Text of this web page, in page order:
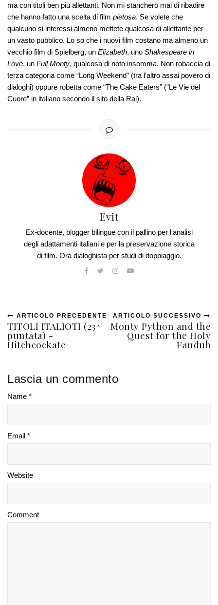
ma con titoli ben più allettanti. Non mi stancherò mai di ribadire
che hanno fatto una scelta di film pietosa. Se volete che
qualcuno si interessi almeno mettete qualcosa di allettante per
un vasto pubblico. Lo so che i nuovi film costano ma almeno un
vecchio film di Spielberg, un Elizabeth, uno Shakespeare in
Love, un Full Monty, qualcosa di noto insomma. Non robaccia di
terza categoria come “Long Weekend” (tra l’altro assai povero di
dialoghi) oppure robetta come “The Cake Eaters” (“Le Vie del
Cuore” in italiano secondo il sito della Rai).
Evit
Ex-docente, blogger bilingue con il pallino per l'analisi
degli adattamenti italiani e per la preservazione storica
di film. Ora dialoghista per studi di doppiaggio.
ARTICOLO PRECEDENTE
TITOLI ITALIOTI (23^
puntata) -
Hitchcockate
ARTICOLO SUCCESSIVO
Monty Python and the
Quest for the Holy
Fandub
Lascia un commento
Name *
Email *
Website
Comment